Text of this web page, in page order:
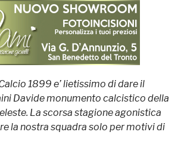
1899 e’ lietissimo di dare il
Davide monumento calcistico della
La scorsa stagione agonistica
la nostra squadra solo per motivi di